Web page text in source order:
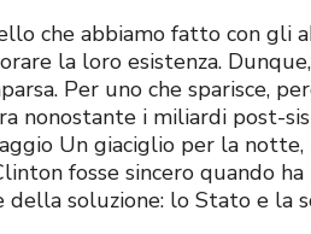
che abbiamo fatto con gli
la loro esistenza.
Per uno che sparisce,
nonostante i miliardi post-
Un giaciglio per la notte,
fosse sincero quando
della soluzione: lo Stato e la